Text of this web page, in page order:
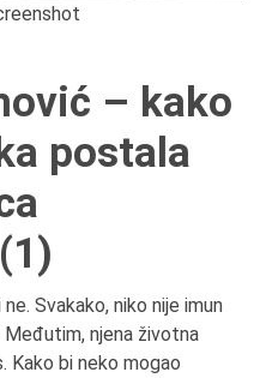
– kako
postala
Svakako, niko nije imun
njena životna
Kako bi neko mogao